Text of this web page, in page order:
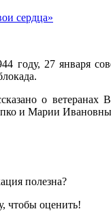
сердца»
году, 27 января
о
и Марии
полезна?
чтобы оценить!